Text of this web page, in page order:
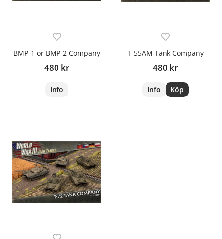
BMP-1 or BMP-2 Company
480 kr
Info
T-55AM Tank Company
480 kr
Info Köp